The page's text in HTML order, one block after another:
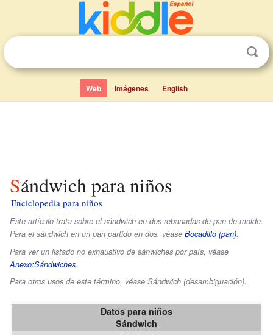
Web Imágenes English
Sándwich para niños
Enciclopedia para niños
Este artículo trata sobre el sándwich en dos rebanadas de pan de molde.
Para el sándwich en un pan partido en dos, véase Bocadillo (pan).
Para ver un listado no exhaustivo de sánwiches por país, véase
Anexo:Sándwiches.
Para otros usos de este término, véase Sándwich (desambiguación).
Datos para niños
Sándwich